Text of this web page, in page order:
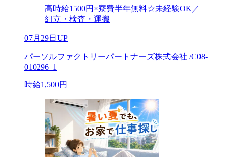
高時給1500円×寮費半年無料☆未経験OK／
組立・検査・運搬
07月29日UP
パーソルファクトリーパートナーズ株式会社 /C08-
010296_1
時給1,500円